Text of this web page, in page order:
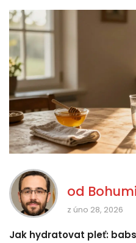
od
z úno 28, 2026
Jak hydratovat pleť: